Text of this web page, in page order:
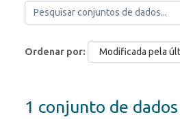
Ordenar por
1 conjunto de